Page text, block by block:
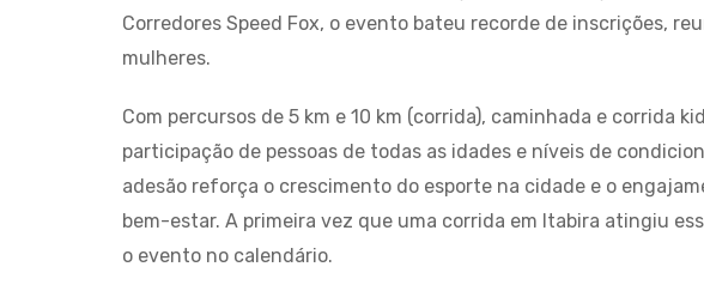
Corredores Speed Fox, o evento bateu recorde de inscrições,
mulheres.
Com percursos de 5 km e 10 km (corrida), caminhada e corrida
participação de pessoas de todas as idades e níveis de
adesão reforça o crescimento do esporte na cidade e o
bem-estar. A primeira vez que uma corrida em Itabira atingiu
o evento no calendário.